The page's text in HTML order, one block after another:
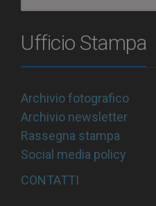
Ufficio Stampa
Archivio fotografico
Archivio newsletter
Rassegna stampa
Social media policy
CONTATTI